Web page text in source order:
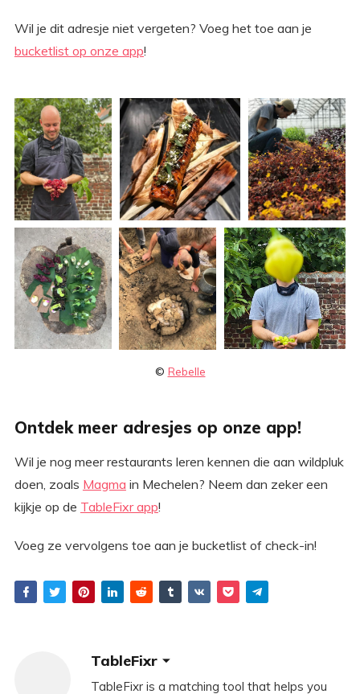
Wil je dit adresje niet vergeten? Voeg het toe aan je
bucketlist op onze app!
© Rebelle
Ontdek meer adresjes op onze app!
Wil je nog meer restaurants leren kennen die aan wildpluk
doen, zoals Magma in Mechelen? Neem dan zeker een
kijkje op de TableFixr app!
Voeg ze vervolgens toe aan je bucketlist of check-in!
TableFixr
TableFixr is a matching tool that helps you